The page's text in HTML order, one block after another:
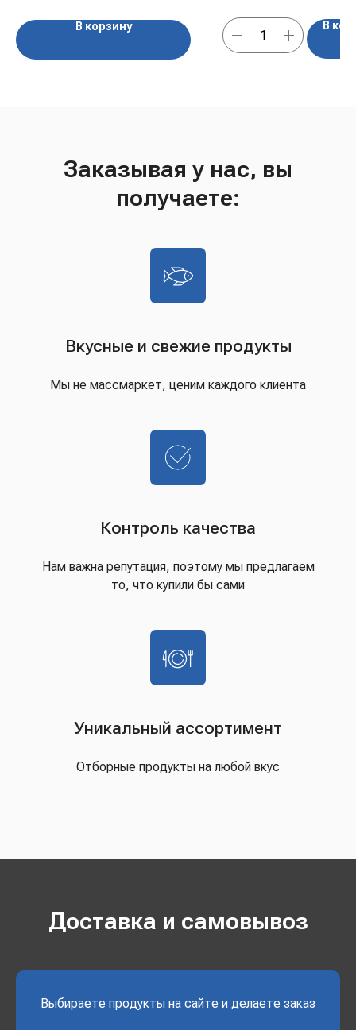
В корзину В
Заказывая у нас, вы
получаете:
Вкусные и свежие продукты
Мы не массмаркет, ценим каждого клиента
Контроль качества
Нам важна репутация, поэтому мы предлагаем
то, что купили бы сами
Уникальный ассортимент
Отборные продукты на любой вкус
Доставка и самовывоз
Выбираете продукты на сайте и делаете заказ